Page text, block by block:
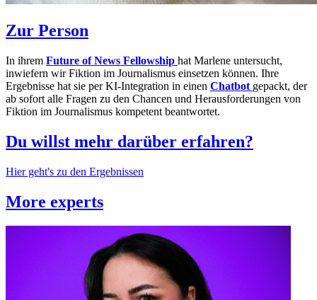
Zur Person
In ihrem Future of News Fellowship hat Marlene untersucht,
inwiefern wir Fiktion im Journalismus einsetzen können. Ihre
Ergebnisse hat sie per KI-Integration in einen Chatbot gepackt, der
ab sofort alle Fragen zu den Chancen und Herausforderungen von
Fiktion im Journalismus kompetent beantwortet.
Du willst mehr darüber erfahren?
Hier geht's zu den Ergebnissen
More experts